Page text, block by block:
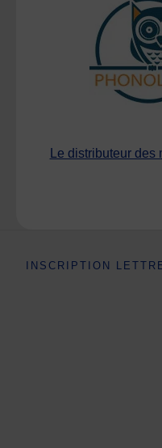
Le distributeur des
INSCRIPTION